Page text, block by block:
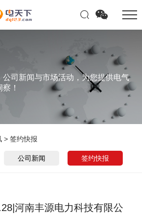
公司新闻与市场活动，为您提供电气
！
>签约快报
公司新闻 签约快报
河南丰源电力科技有限公